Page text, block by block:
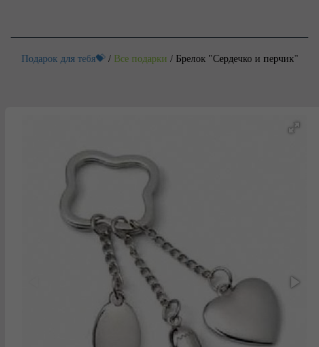
Подарок для тебя💝/ Все подарки / Брелок "Сердечко и перчик"